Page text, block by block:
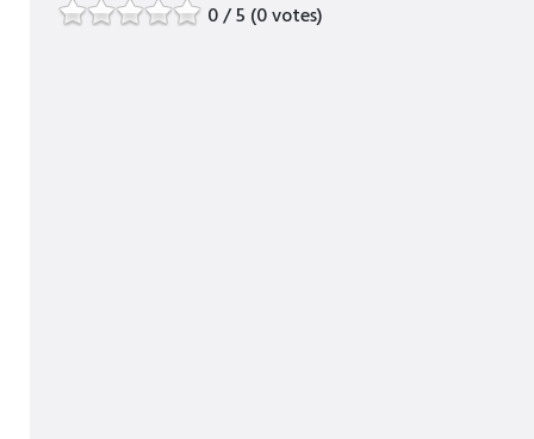
0 / 5 (0 votes)